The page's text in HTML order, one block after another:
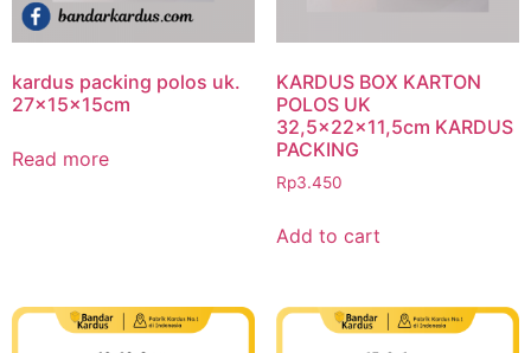
kardus packing polos uk.
27x15x15cm
Read more
KARDUS BOX KARTON
POLOS UK
32,5x22x11,5cm KARDUS
PACKING
Rp3.450
Add to cart